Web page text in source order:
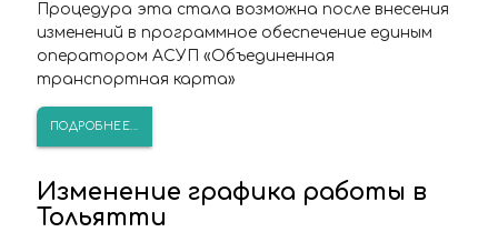
Процедура эта стала возможна после внесения
изменений в программное обеспечение единым
оператором АСУП «Объединенная
транспортная карта»
ПОДРОБНЕЕ...
Изменение графика работы в
Тольятти